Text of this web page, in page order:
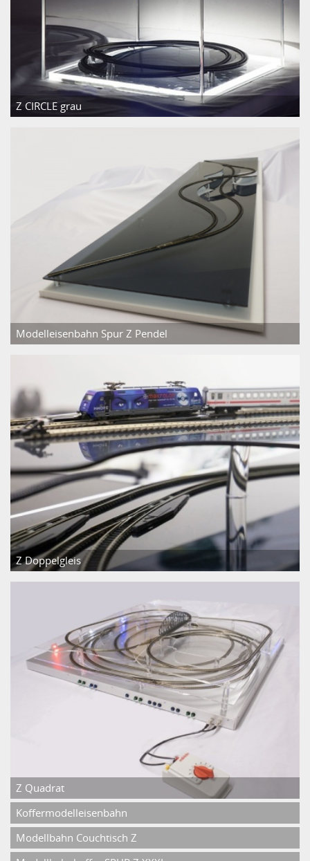
Z CIRCLE grau
Modelleisenbahn Spur Z Pendel
Z Doppelgleis
Z Quadrat
Koffermodelleisenbahn
Modellbahn Couchtisch Z